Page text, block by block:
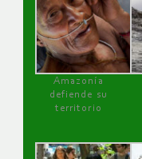
Amazonía
defiende su
territorio